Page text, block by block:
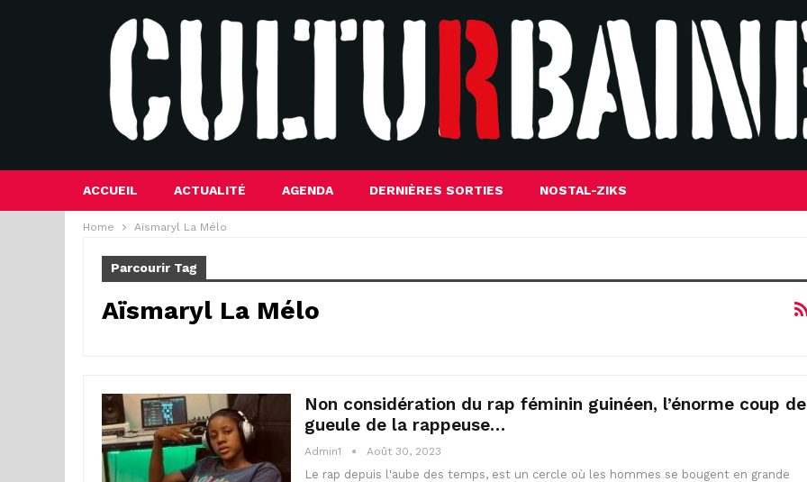
ACCUEIL ACTUALITÉ AGENDA DERNIÈRES SORTIES NOSTAL-ZIKS
Home Aïsmaryl La Mélo
Parcourir Tag
Aïsmaryl La Mélo
Non considération du rap féminin guinéen, l’énorme coup de
gueule de la rappeuse…
Admin1 Août 30, 2023
Le rap depuis l'aube des temps, est un cercle où les hommes se bougent en grande